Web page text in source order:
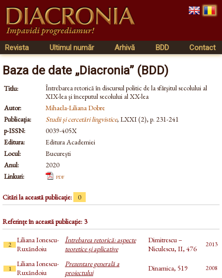
Revista Ultimul număr Arhivă BDD Contact
Baza de date „Diacronia” (BDD)
Titlu:
Întrebarea retorică în discursul politic de la sfârşitul secolului al
XIX-lea şi începutul secolului al XX-lea
Autor:
Mihaela-Liliana Dobre
Publicația:
Studii și cercetări lingvistice, LXXI (2), p. 231-241
p-ISSN:
0039-405X
Editura:
Editura Academiei
Locul:
București
Anul:
2020
Linkuri:
pdf
Citări la această publicație: 0
Referințe în această publicație: 3
2
Liliana Ionescu-
Ruxăndoiu
Întrebarea retorică: aspecte
teoretice și aplicative
Dimitrescu –
Niculescu, II, 476
2013
1
Liliana Ionescu-
Ruxăndoiu
Prezentare generală a
proiectului
Dinamica, 519 2008